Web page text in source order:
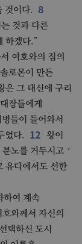
것이다.
8
것과 다른
하겠다.”
여호와의 집의
로몬이 만든
은 그 대신에 구리
대장들에게
들이 들어와서
었다.
12 왕이
노를 거두시고 +
유다에서도 선한
하여 계속
와께서 자신의
택하신 도시